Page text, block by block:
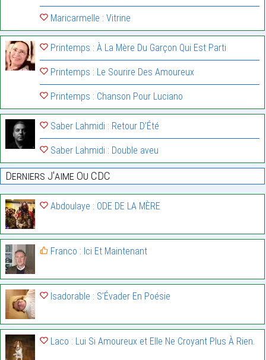
Maricarmelle : Vitrine
Printemps : À La Mère Du Garçon Qui Est Parti
Printemps : Le Sourire Des Amoureux
Printemps : Chanson Pour Luciano
Saber Lahmidi : Retour D’Été
Saber Lahmidi : Double aveu
Derniers J'aime Ou CDC
Abdoulaye : ODE DE LA MÈRE
Franco : Ici Et Maintenant
Isadorable : S’Évader En Poésie
Laco : Lui Si Amoureux et Elle Ne Croyant Plus À Rien.